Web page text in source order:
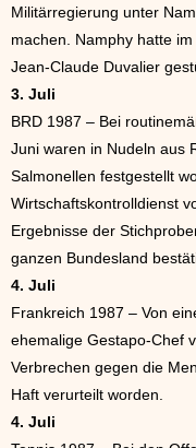
Militärregierung unter
machen. Namphy hatte
Jean-Claude Duvalier
3. Juli
BRD 1987 – Bei
Juni waren in Nudeln aus
Salmonellen festgestellt
Wirtschaftskontrolldienst
Ergebnisse der
ganzen Bundesland
4. Juli
Frankreich 1987 – Von
ehemalige Gestapo-Chef
Verbrechen gegen die
Haft verurteilt worden.
4. Juli